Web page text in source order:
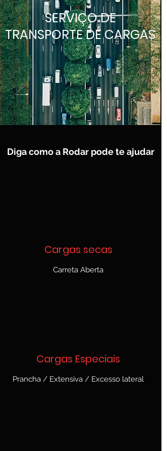
Diga como a Rodar pode te ajudar
SERVIÇO DE
TRANSPORTE DE CARGAS
Cargas secas
Carreta Aberta
Cargas Especiais
Prancha / Extensiva / Excesso lateral